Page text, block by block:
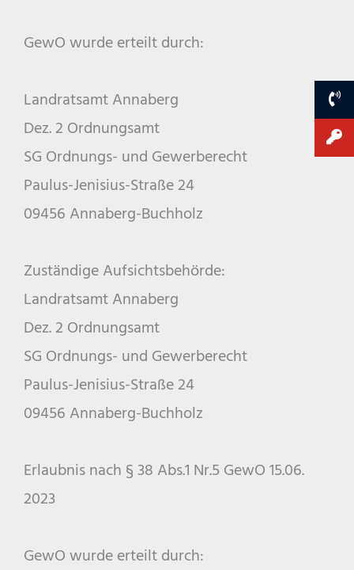
GewO wurde erteilt durch:
Landratsamt Annaberg
Dez. 2 Ordnungsamt
SG Ordnungs- und Gewerberecht
Paulus-Jenisius-Straße 24
09456 Annaberg-Buchholz
Zuständige Aufsichtsbehörde:
Landratsamt Annaberg
Dez. 2 Ordnungsamt
SG Ordnungs- und Gewerberecht
Paulus-Jenisius-Straße 24
09456 Annaberg-Buchholz
Erlaubnis nach § 38 Abs.1 Nr.5 GewO 15.06.
2023
GewO wurde erteilt durch: